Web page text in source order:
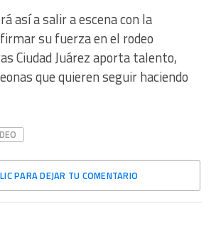
así a salir a escena con la
su fuerza en el rodeo
Ciudad Juárez aporta talento,
que quieren seguir haciendo
PARA DEJAR TU COMENTARIO